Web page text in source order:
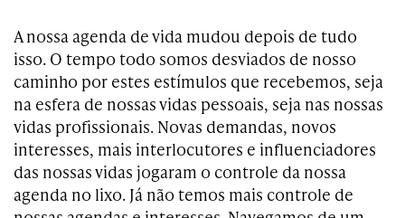
A nossa agenda de vida mudou depois de tudo
isso. O tempo todo somos desviados de nosso
caminho por estes estímulos que recebemos, seja
na esfera de nossas vidas pessoais, seja nas nossas
vidas profissionais. Novas demandas, novos
interesses, mais interlocutores e influenciadores
das nossas vidas jogaram o controle da nossa
agenda no lixo. Já não temos mais controle de